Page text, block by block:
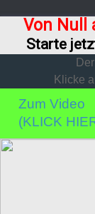
Von Null
Starte
Klicke
Zum Video
(KLICK